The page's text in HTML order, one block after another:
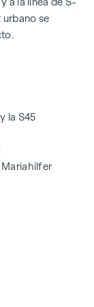
a relajarse y
las
infantiles
hincapié en
de este
del proyecto y
la
¡bienvenido a
ABIERTOS
estilo de
especial
a la línea de S-
urbano se
la S45